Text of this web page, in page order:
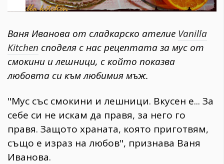
Gentlemen
Wellness
1817
ПОСЛЕДВАЙТЕ
НИ
Ваня Иванова от сладкарско ателие Vanilla
Kitchen споделя с нас рецептата за мус от
смокини и лешници, с който показва
любовта си към любимия мъж.
"Мус със смокини и лешници. Вкусен е... За
себе си не искам да правя, за него го
правя. Защото храната, която приготвям,
също е израз на любов", признава Ваня
Иванова.